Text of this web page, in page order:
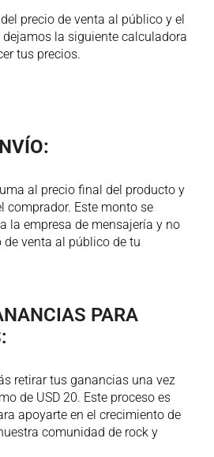
precio de venta al público y el
la siguiente calculadora
tus precios.
al precio final del producto y
comprador. Este monto se
la empresa de mensajería y no
de venta al público de tu
PARA
retirar tus ganancias una vez
de USD 20. Este proceso es
apoyarte en el crecimiento de
comunidad de rock y